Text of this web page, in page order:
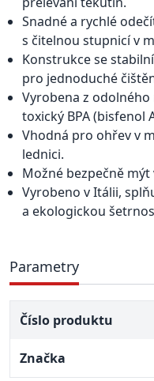
Snadné a rychlé
s čitelnou stupnicí v
Konstrukce se
pro jednoduché
Vyrobena z
toxický BPA (bisfenol
Vhodná pro ohřev v
lednici.
Možné bezpečně
Vyrobeno v Itálii,
a ekologickou
Parametry
Číslo produktu
Značka